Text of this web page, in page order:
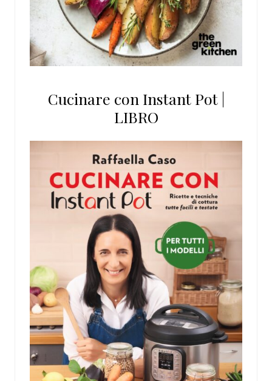
Cucinare con Instant Pot |
LIBRO